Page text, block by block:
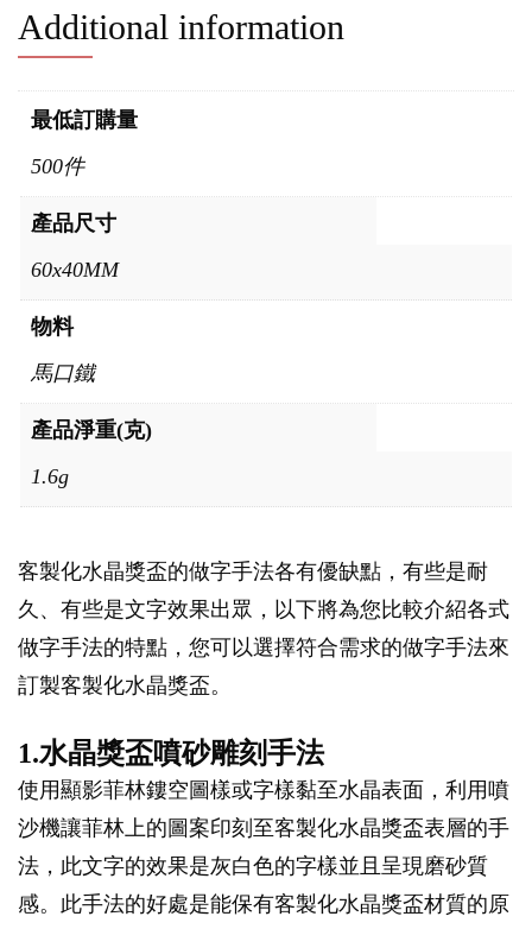
Additional information
最低訂購量
500件
產品尺寸
60x40MM
物料
馬口鐵
產品淨重(克)
1.6g
客製化水晶獎盃的做字手法各有優缺點，有些是耐
久、有些是文字效果出眾，以下將為您比較介紹各式
做字手法的特點，您可以選擇符合需求的做字手法來
訂製客製化水晶獎盃。
1.水晶獎盃噴砂雕刻手法
使用顯影菲林鏤空圖樣或字樣黏至水晶表面，利用噴
沙機讓菲林上的圖案印刻至客製化水晶獎盃表層的手
法，此文字的效果是灰白色的字樣並且呈現磨砂質
感。此手法的好處是能保有客製化水晶獎盃材質的原